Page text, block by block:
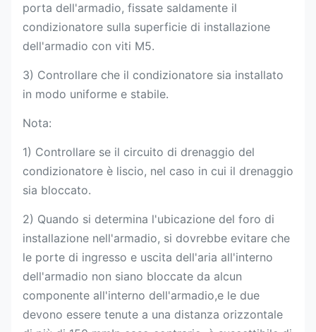
porta dell'armadio, fissate saldamente il
condizionatore sulla superficie di installazione
dell'armadio con viti M5.
3) Controllare che il condizionatore sia installato
in modo uniforme e stabile.
Nota:
1) Controllare se il circuito di drenaggio del
condizionatore è liscio, nel caso in cui il drenaggio
sia bloccato.
2) Quando si determina l'ubicazione del foro di
installazione nell'armadio, si dovrebbe evitare che
le porte di ingresso e uscita dell'aria all'interno
dell'armadio non siano bloccate da alcun
componente all'interno dell'armadio,e le due
devono essere tenute a una distanza orizzontale